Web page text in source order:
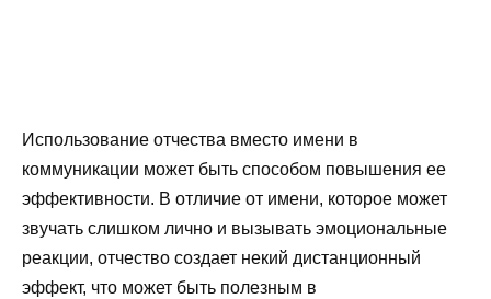
Использование отчества вместо имени в
коммуникации может быть способом повышения ее
эффективности. В отличие от имени, которое может
звучать слишком лично и вызывать эмоциональные
реакции, отчество создает некий дистанционный
эффект, что может быть полезным в